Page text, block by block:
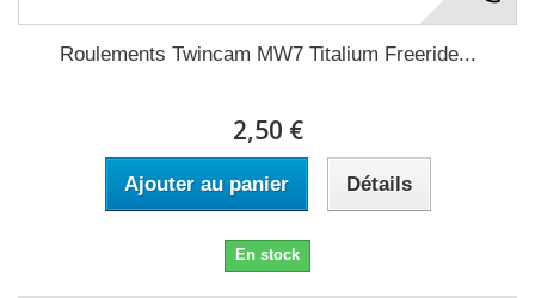
Roulements Twincam MW7 Titalium Freeride...
2,50 €
Ajouter au panier Détails
En stock